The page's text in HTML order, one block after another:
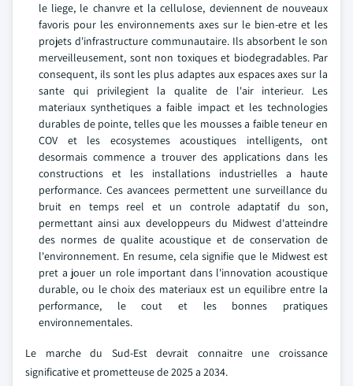
le liege, le chanvre et la cellulose, deviennent de nouveaux
favoris pour les environnements axes sur le bien-etre et les
projets d'infrastructure communautaire. Ils absorbent le son
merveilleusement, sont non toxiques et biodegradables. Par
consequent, ils sont les plus adaptes aux espaces axes sur la
sante qui privilegient la qualite de l'air interieur. Les
materiaux synthetiques a faible impact et les technologies
durables de pointe, telles que les mousses a faible teneur en
COV et les ecosystemes acoustiques intelligents, ont
desormais commence a trouver des applications dans les
constructions et les installations industrielles a haute
performance. Ces avancees permettent une surveillance du
bruit en temps reel et un controle adaptatif du son,
permettant ainsi aux developpeurs du Midwest d'atteindre
des normes de qualite acoustique et de conservation de
l'environnement. En resume, cela signifie que le Midwest est
pret a jouer un role important dans l'innovation acoustique
durable, ou le choix des materiaux est un equilibre entre la
performance, le cout et les bonnes pratiques
environnementales.
Le marche du Sud-Est devrait connaitre une croissance
significative et prometteuse de 2025 a 2034.